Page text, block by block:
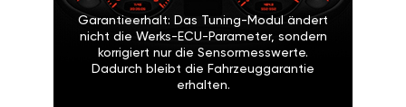
Garantieerhalt: Das Tuning-Modul ändert
nicht die Werks-ECU-Parameter, sondern
korrigiert nur die Sensormesswerte.
Dadurch bleibt die Fahrzeuggarantie
erhalten.